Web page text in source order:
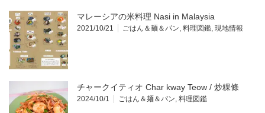
マレーシアの米料理 Nasi in Malaysia
2021/10/21 ごはん＆麺＆パン 料理図鑑 現地情報
チャークイティオ Char kway Teow / 炒粿條
2024/10/1 ごはん＆麺＆パン 料理図鑑